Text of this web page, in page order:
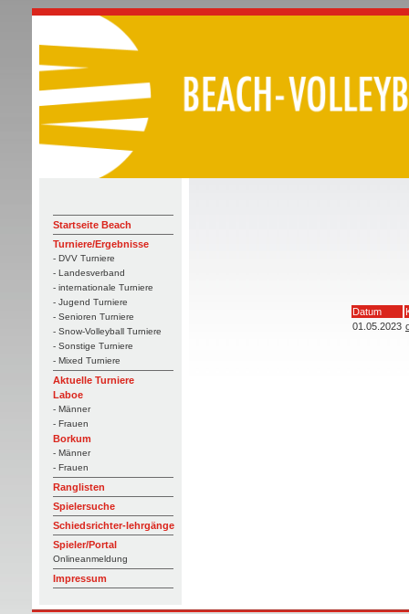
Startseite Beach
Turniere/Ergebnisse
- DVV Turniere
- Landesverband
- internationale Turniere
- Jugend Turniere
- Senioren Turniere
- Snow-Volleyball Turniere
- Sonstige Turniere
- Mixed Turniere
Aktuelle Turniere
Laboe
- Männer
- Frauen
Borkum
- Männer
- Frauen
Ranglisten
Spielersuche
Schiedsrichter-lehrgänge
Spieler/Portal
Onlineanmeldung
Impressum
Datum
01.05.2023